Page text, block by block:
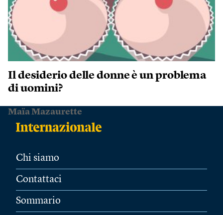
Il desiderio delle donne è un problema
di uomini?
Maïa Mazaurette
Chi siamo
Contattaci
Sommario